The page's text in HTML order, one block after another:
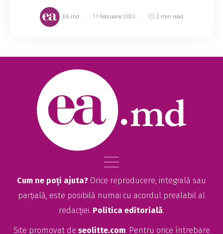
EA.md 11 februarie 2021 2 min read
Cum ne poți ajuta? Orice reproducere, integrală sau
parțială, este posibilă numai cu acordul prealabil al
redacției. Politica editorială.
Site promovat de seolitte.com. Pentru orice întrebare